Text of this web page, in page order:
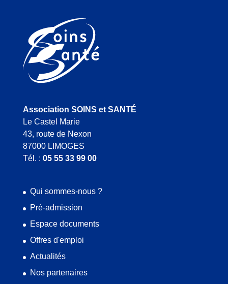
Association SOINS et SANTÉ
Le Castel Marie
43, route de Nexon
87000 LIMOGES
Tél. : 05 55 33 99 00
Qui sommes-nous ?
Pré-admission
Espace documents
Offres d'emploi
Actualités
Nos partenaires